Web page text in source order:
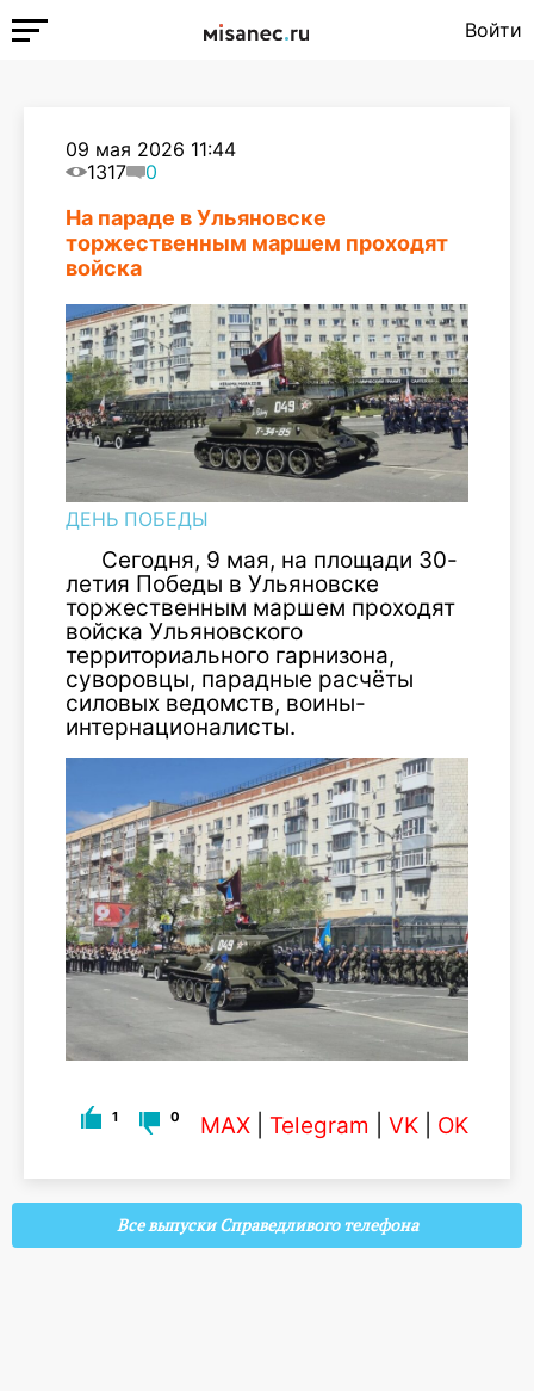
Войти
09 мая 2026 11:44
1317
0
На параде в Ульяновске
торжественным маршем проходят
войска
ДЕНЬ ПОБЕДЫ
Сегодня, 9 мая, на площади 30-
летия Победы в Ульяновске
торжественным маршем проходят
войска Ульяновского
территориального гарнизона,
суворовцы, парадные расчёты
силовых ведомств, воины-
интернационалисты.
1 0 MAX Telegram VK OK
Все выпуски Справедливого телефона